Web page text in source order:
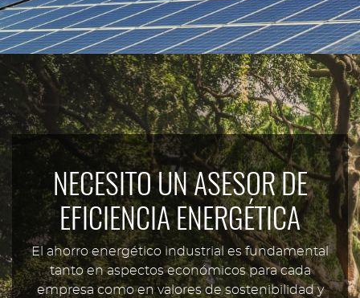
NECESITO UN ASESOR DE
EFICIENCIA ENERGÉTICA
El ahorro energético industrial es fundamental
tanto en aspectos económicos para cada
empresa como en valores de sostenibilidad y